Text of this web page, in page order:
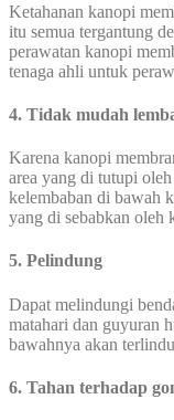
Ketahanan kanopi
itu semua tergantung
perawatan kanopi
tenaga ahli untuk
4. Tidak mudah
Karena kanopi
area yang di tutupi
kelembaban di bawah
yang di sebabkan oleh
5. Pelindung
Dapat melindungi
matahari dan guyuran
bawahnya akan
6. Tahan terhadap